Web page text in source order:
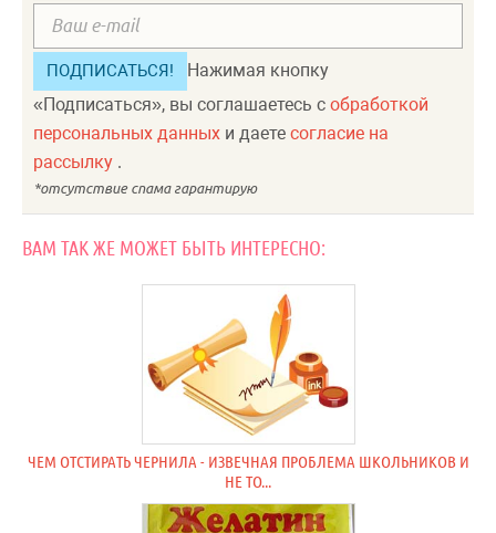
Нажимая кнопку
«Подписаться», вы соглашаетесь с обработкой
персональных данных и даете согласие на
рассылку .
ВАМ ТАК ЖЕ МОЖЕТ БЫТЬ ИНТЕРЕСНО:
ЧЕМ ОТСТИРАТЬ ЧЕРНИЛА - ИЗВЕЧНАЯ ПРОБЛЕМА ШКОЛЬНИКОВ И
НЕ ТО...